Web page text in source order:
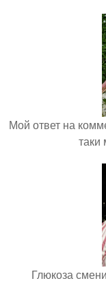
Мой ответ на
Глюкоза